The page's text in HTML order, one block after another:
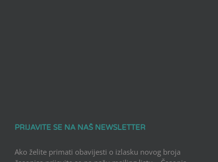
PRIJAVITE SE NA NAŠ NEWSLETTER
Ako želite primati obavijesti o izlasku novog broja